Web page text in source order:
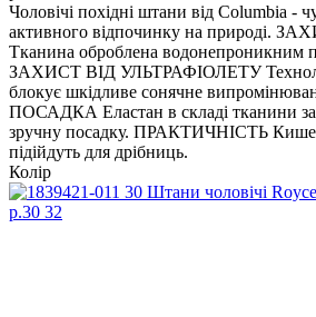
Чоловічі похідні штани від Columbia -
активного відпочинку на природі.
Тканина оброблена водонепроникним
ЗАХИСТ ВІД УЛЬТРАФІОЛЕТУ
блокує шкідливе сонячне
ПОСАДКА Еластан в складі тканини
зручну посадку. ПРАКТИЧНІСТЬ
підійдуть для дрібниць.
Колір